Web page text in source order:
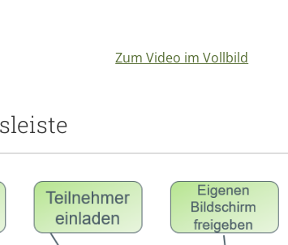
Zum Video im Vollbild